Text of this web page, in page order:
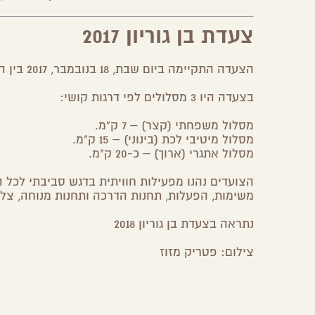
צעדת בן גוריון 2017
הצעדה התקיימה ביום שבת, 18 בנובמבר, 2017 בין השעות 07:30 – 16:00
בצעדה היו 3 מסלולים לפי דרגות קושי:
מסלול משפחתי (קצר) – 7 ק"מ.
מסלול מיטיבי לכת (בינוני) – 15 ק"מ.
מסלול אתגרי (ארוך) – כ-20 ק"מ.
הצועדים נהנו מפעילות חוויתית בדגש סביבתי
משימות, הפעלות, תחנות הדרכה ותחנות מנוחה, צל
נתראה בצעדת בן גוריון 2018
צילום: פטריק מזוז